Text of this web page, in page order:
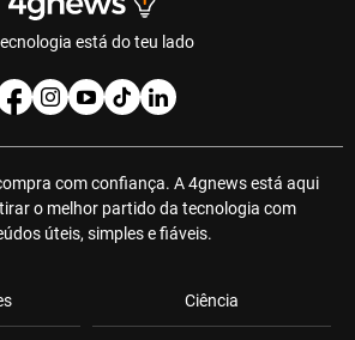
está do teu lado
com confiança. A 4gnews está aqui
o melhor partido da tecnologia com
úteis, simples e fiáveis.
Ciência